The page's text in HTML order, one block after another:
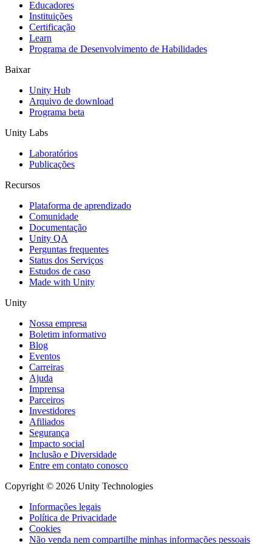
Jogos XR
Lance jogos XR em várias plataformas
Jogos com multijogador
Educadores
Instituições
Certificação
Learn
Programa de Desenvolvimento de Habilidades
Baixar
Unity Hub
Arquivo de download
Programa beta
Unity Labs
Laboratórios
Publicações
Recursos
Plataforma de aprendizado
Comunidade
Documentação
Unity QA
Perguntas frequentes
Status dos Serviços
Estudos de caso
Made with Unity
Unity
Nossa empresa
Boletim informativo
Blog
Eventos
Carreiras
Ajuda
Imprensa
Parceiros
Investidores
Afiliados
Segurança
Impacto social
Inclusão e Diversidade
Entre em contato conosco
Copyright © 2026 Unity Technologies
Informações legais
Política de Privacidade
Cookies
Não venda nem compartilhe minhas informações pessoais